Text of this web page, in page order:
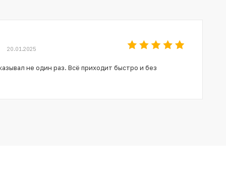
20.01.2025
не один раз. Всё приходит быстро и без